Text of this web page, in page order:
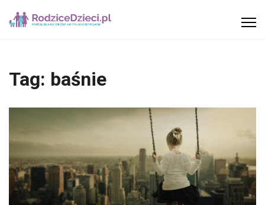
Tag: baśnie